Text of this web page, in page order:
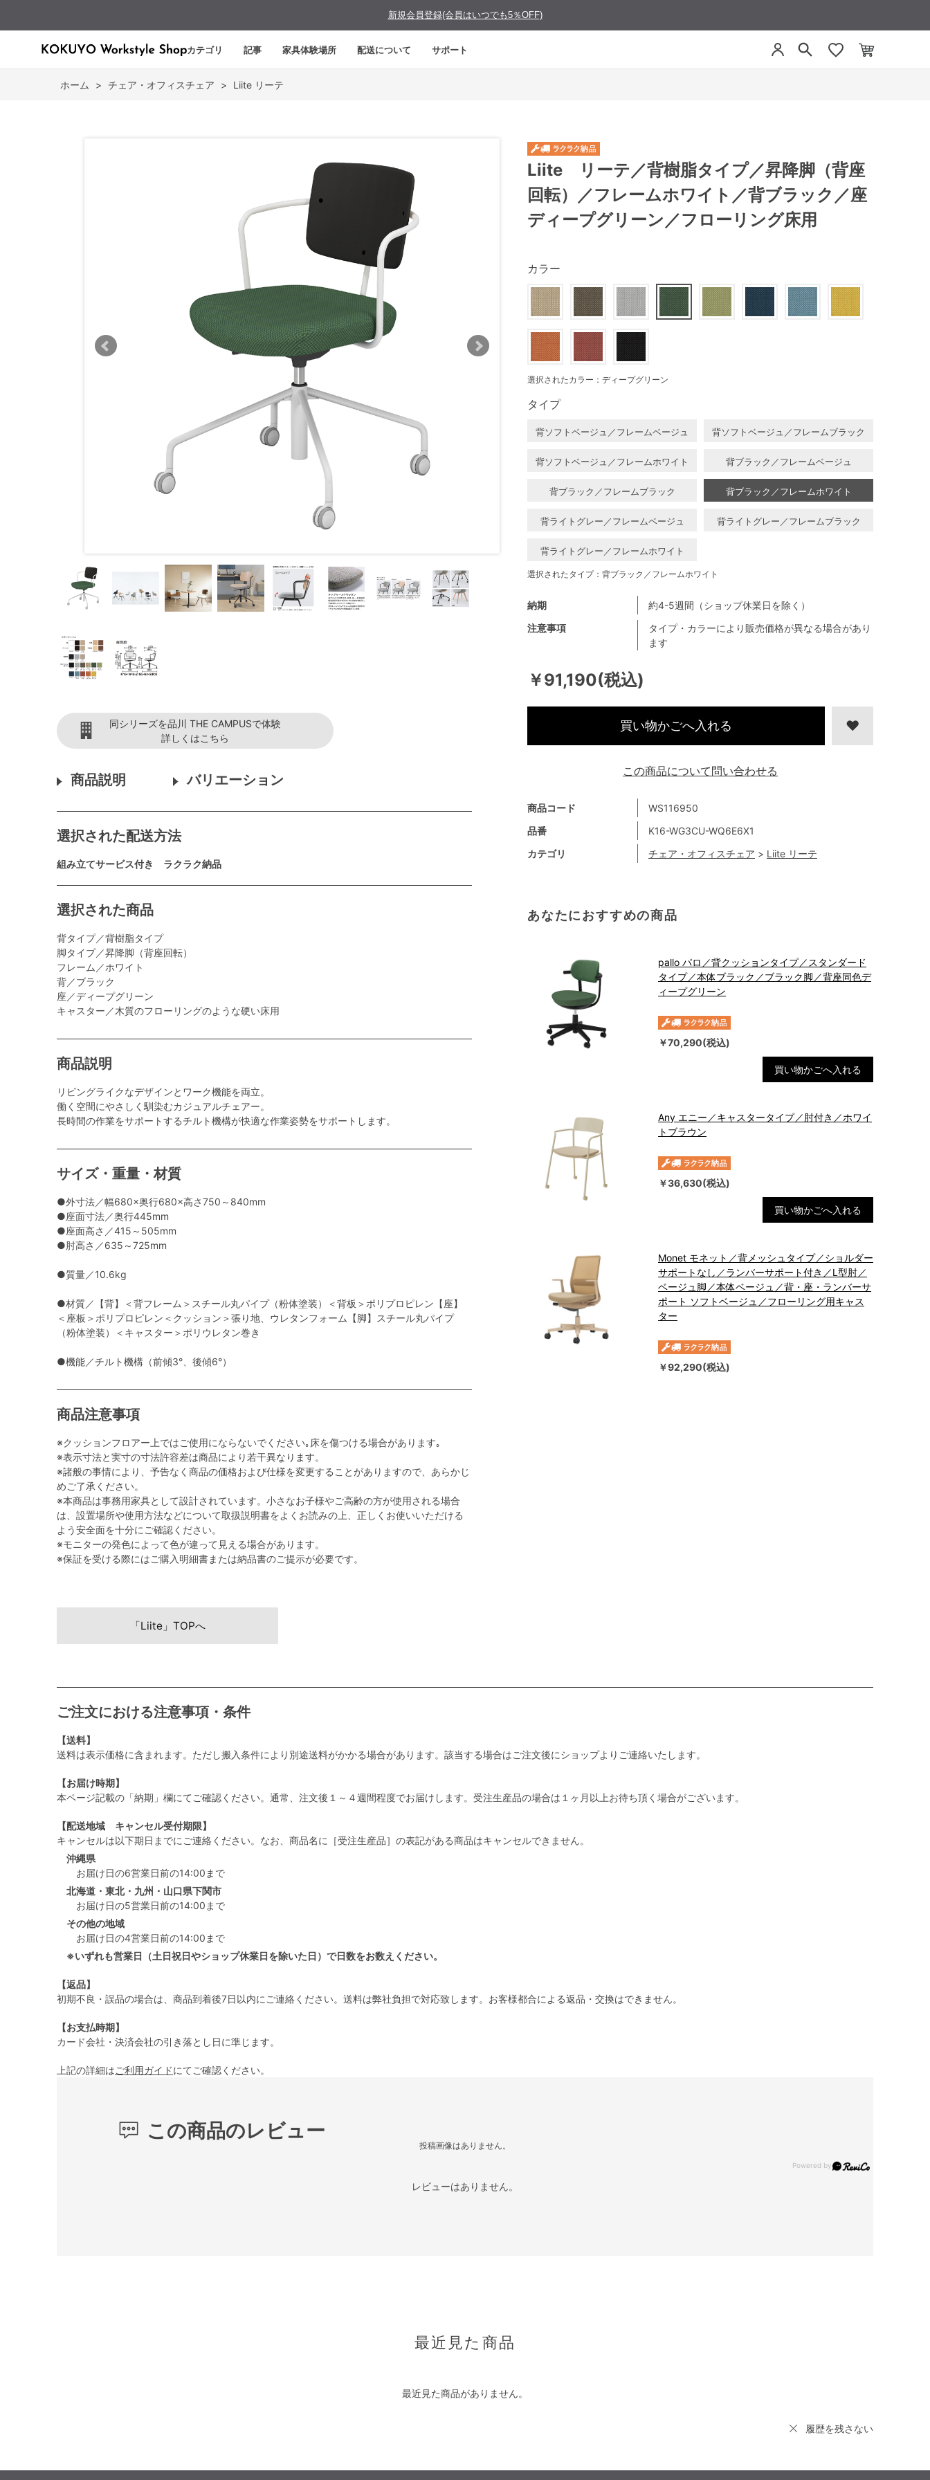
新規会員登録(会員はいつでも5％OFF)
カテゴリ 記事 家具体験場所 配送について サポート
ホーム > チェア・オフィスチェア > Liite リーテ
同シリーズを品川 THE CAMPUSで体験
詳しくはこちら
商品説明 バリエーション
選択された配送方法
組み立てサービス付き ラクラク納品
選択された商品
背タイプ／背樹脂タイプ
脚タイプ／昇降脚（背座回転）
フレーム／ホワイト
背／ブラック
座／ディープグリーン
キャスター／木質のフローリングのような硬い床用
商品説明
リビングライクなデザインとワーク機能を両立。
働く空間にやさしく馴染むカジュアルチェアー。
長時間の作業をサポートするチルト機構が快適な作業姿勢をサポートします。
サイズ・重量・材質
●外寸法／幅680×奥行680×高さ750～840mm
●座面寸法／奥行445mm
●座面高さ／415～505mm
●肘高さ／635～725mm
●質量／10.6kg
●材質／【背】＜背フレーム＞スチール丸パイプ（粉体塗装）＜背板＞ポリプロピレン【座】
＜座板＞ポリプロピレン＜クッション＞張り地、ウレタンフォーム【脚】スチール丸パイプ
（粉体塗装）＜キャスター＞ポリウレタン巻き
●機能／チルト機構（前傾3°、後傾6°）
商品注意事項
※クッションフロアー上ではご使用にならないでください｡床を傷つける場合があります｡
※表示寸法と実寸の寸法許容差は商品により若干異なります。
※諸般の事情により、予告なく商品の価格および仕様を変更することがありますので、あらかじ
めご了承ください。
※本商品は事務用家具として設計されています。小さなお子様やご高齢の方が使用される場合
は、設置場所や使用方法などについて取扱説明書をよくお読みの上、正しくお使いいただける
よう安全面を十分にご確認ください。
※モニターの発色によって色が違って見える場合があります。
※保証を受ける際にはご購入明細書または納品書のご提示が必要です。
Liite リーテ／背樹脂タイプ／昇降脚（背座
回転）／フレームホワイト／背ブラック／座
ディープグリーン／フローリング床用
￥91,190(税込)
商品コード
WS116950
品番
K16-WG3CU-WQ6E6X1
カテゴリ
チェア・オフィスチェア > Liite リーテ
注意事項
タイプ・カラーにより販売価格が異なる場合があり
ます
納期 約4-5週間（ショップ休業日を除く）
カラー
選択されたカラー：ディープグリーン
タイプ
背ソフトベージュ／フレームベージュ 背ソフトベージュ／フレームブラック
背ソフトベージュ／フレームホワイト 背ブラック／フレームベージュ
背ブラック／フレームブラック 背ブラック／フレームホワイト
背ライトグレー／フレームベージュ 背ライトグレー／フレームブラック
背ライトグレー／フレームホワイト
選択されたタイプ：背ブラック／フレームホワイト
買い物かごへ入れる
あなたにおすすめの商品
pallo パロ／背クッションタイプ／スタンダード
タイプ／本体ブラック／ブラック脚／背座同色デ
ィープグリーン
￥70,290(税込)
買い物かごへ入れる
Any エニー／キャスタータイプ／肘付き／ホワイ
トブラウン
￥36,630(税込)
買い物かごへ入れる
Monet モネット／背メッシュタイプ／ショルダー
サポートなし／ランバーサポート付き／L型肘／
ベージュ脚／本体ベージュ／背・座・ランバーサ
ポート ソフトベージュ／フローリング用キャス
ター
￥92,290(税込)
この商品について問い合わせる
「Liite」TOPへ
ご注文における注意事項・条件
【送料】
送料は表示価格に含まれます。ただし搬入条件により別途送料がかかる場合があります。該当する場合はご注文後にショップよりご連絡いたします。
【お届け時期】
本ページ記載の「納期」欄にてご確認ください。通常、注文後１～４週間程度でお届けします。受注生産品の場合は１ヶ月以上お待ち頂く場合がございます。
【配送地域 キャンセル受付期限】
キャンセルは以下期日までにご連絡ください。なお、商品名に［受注生産品］の表記がある商品はキャンセルできません。
沖縄県
お届け日の6営業日前の14:00まで
北海道・東北・九州・山口県下関市
お届け日の5営業日前の14:00まで
その他の地域
お届け日の4営業日前の14:00まで
※いずれも営業日（土日祝日やショップ休業日を除いた日）で日数をお数えください。
【返品】
初期不良・誤品の場合は、商品到着後7日以内にご連絡ください。送料は弊社負担で対応致します。お客様都合による返品・交換はできません。
【お支払時期】
カード会社・決済会社の引き落とし日に準じます。
上記の詳細はご利用ガイドにてご確認ください。
この商品のレビュー
投稿画像はありません。
レビューはありません。
最近見た商品
最近見た商品がありません。
履歴を残さない